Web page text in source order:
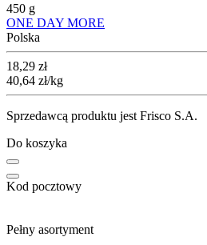
450 g
ONE DAY MORE
Polska
Cena
18,29 zł
40,64 zł/kg
Sprzedawcą produktu jest Frisco S.A.
Do koszyka
Kod pocztowy
Pełny asortyment